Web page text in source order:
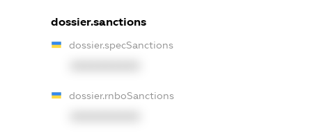
dossier.sanctions
dossier.specSanctions
dossier.rnboSanctions